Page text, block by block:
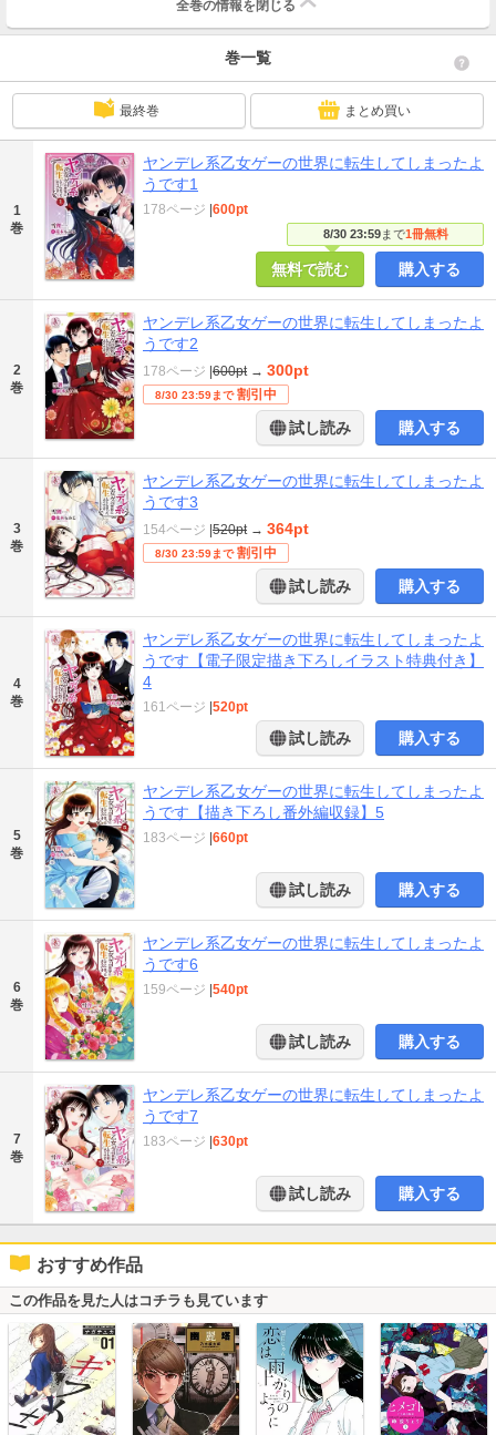
全巻の情報を 閉じる
巻一覧
最終巻 まとめ買い
1
巻
ヤンデレ系乙女ゲーの世界に転生してしまったよ
うです1
8/30 23:59まで1冊無料
178ページ |600pt
無料で読む 購入する
2
巻
ヤンデレ系乙女ゲーの世界に転生してしまったよ
うです2
178ページ |600pt → 300pt
8/30 23:59まで 割引中
試し読み 購入する
3
巻
ヤンデレ系乙女ゲーの世界に転生してしまったよ
うです3
154ページ |520pt → 364pt
8/30 23:59まで 割引中
試し読み 購入する
4
巻
ヤンデレ系乙女ゲーの世界に転生してしまったよ
うです【電子限定描き下ろしイラスト特典付き】
4
161ページ |520pt
試し読み 購入する
5
巻
ヤンデレ系乙女ゲーの世界に転生してしまったよ
うです【描き下ろし番外編収録】5
183ページ |660pt
試し読み 購入する
6
巻
ヤンデレ系乙女ゲーの世界に転生してしまったよ
うです6
159ページ |540pt
試し読み 購入する
7
巻
ヤンデレ系乙女ゲーの世界に転生してしまったよ
うです7
183ページ |630pt
試し読み 購入する
おすすめ作品
この作品を見た人はコチラも見ています